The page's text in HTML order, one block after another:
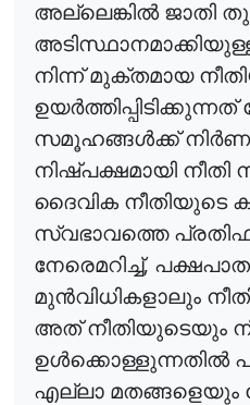
അല്ലെങ്കിൽ ജാതി
നിന്ന് മുക്തമായ
ഉയർത്തിപ്പിടിക്കുന്നത്
സമൂഹങ്ങൾക്ക്
നിഷ്പക്ഷമായി നീതി
ദൈവിക നീതിയുടെ
സ്വഭാവത്തെ
നേരെമറിച്ച്,
മുൻവിധികളാലും
അത് നീതിയുടെയും
ഉൾക്കൊള്ളുന്നതിൽ
എല്ലാ മതങ്ങളെയും